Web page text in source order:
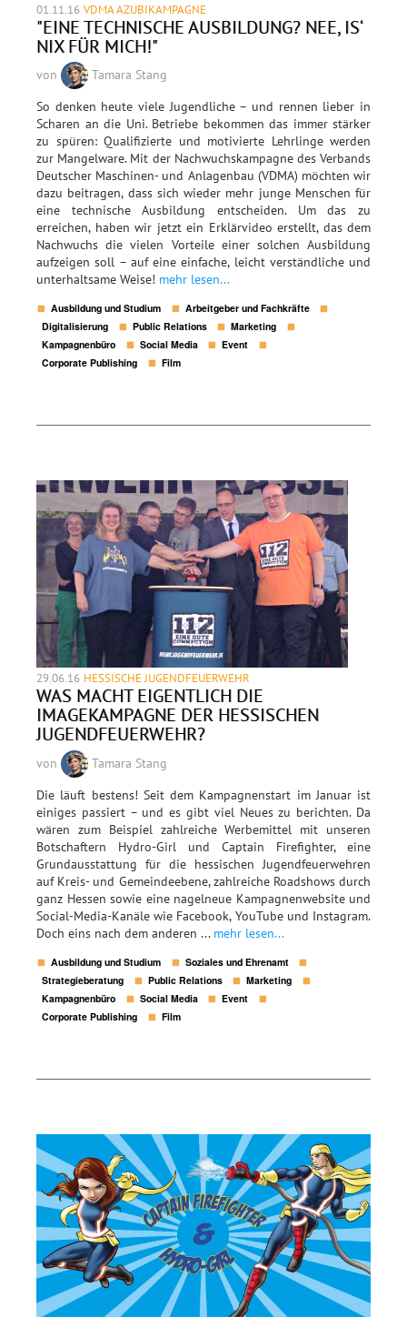
01.11.16 VDMA AZUBIKAMPAGNE
"EINE TECHNISCHE AUSBILDUNG? NEE, IS‘
NIX FÜR MICH!"
von
Tamara Stang
So denken heute viele Jugendliche – und rennen lieber in
Scharen an die Uni. Betriebe bekommen das immer stärker
zu spüren: Qualifizierte und motivierte Lehrlinge werden
zur Mangelware. Mit der Nachwuchskampagne des Verbands
Deutscher Maschinen- und Anlagenbau (VDMA) möchten wir
dazu beitragen, dass sich wieder mehr junge Menschen für
eine technische Ausbildung entscheiden. Um das zu
erreichen, haben wir jetzt ein Erklärvideo erstellt, das dem
Nachwuchs die vielen Vorteile einer solchen Ausbildung
aufzeigen soll – auf eine einfache, leicht verständliche und
unterhaltsame Weise! mehr lesen...
Ausbildung und Studium
Arbeitgeber und Fachkräfte
Digitalisierung
Public Relations
Marketing
Kampagnenbüro
Social Media
Event
Corporate Publishing
Film
29.06.16 HESSISCHE JUGENDFEUERWEHR
WAS MACHT EIGENTLICH DIE
IMAGEKAMPAGNE DER HESSISCHEN
JUGENDFEUERWEHR?
von
Tamara Stang
Die läuft bestens! Seit dem Kampagnenstart im Januar ist
einiges passiert – und es gibt viel Neues zu berichten. Da
wären zum Beispiel zahlreiche Werbemittel mit unseren
Botschaftern Hydro-Girl und Captain Firefighter, eine
Grundausstattung für die hessischen Jugendfeuerwehren
auf Kreis- und Gemeindeebene, zahlreiche Roadshows durch
ganz Hessen sowie eine nagelneue Kampagnenwebsite und
Social-Media-Kanäle wie Facebook, YouTube und Instagram.
Doch eins nach dem anderen ... mehr lesen...
Ausbildung und Studium
Soziales und Ehrenamt
Strategieberatung
Public Relations
Marketing
Kampagnenbüro
Social Media
Event
Corporate Publishing
Film